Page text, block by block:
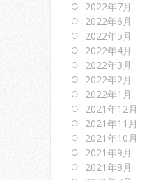
2022年7月
2022年6月
2022年5月
2022年4月
2022年3月
2022年2月
2022年1月
2021年12月
2021年11月
2021年10月
2021年9月
2021年8月